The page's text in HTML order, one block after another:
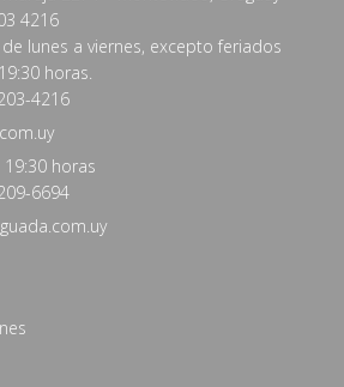
4216
de lunes a viernes, excepto feriados
horas.
4216
19:30 horas
6694